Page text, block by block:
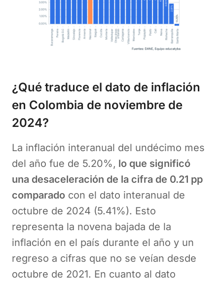
¿Qué traduce el dato de inflación
en Colombia de noviembre de
2024?
La inflación interanual del undécimo mes
del año fue de 5.20%, lo que significó
una desaceleración de la cifra de 0.21 pp
comparado con el dato interanual de
octubre de 2024 (5.41%). Esto
representa la novena bajada de la
inflación en el país durante el año y un
regreso a cifras que no se veían desde
octubre de 2021. En cuanto al dato